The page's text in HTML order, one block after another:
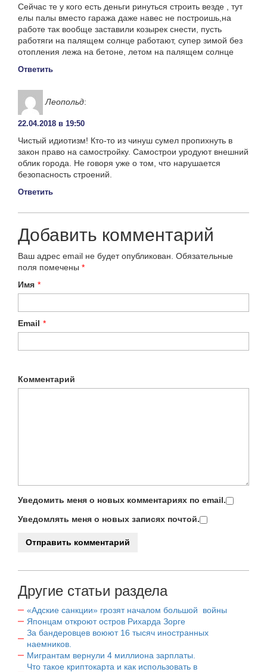
Сейчас те у кого есть деньги ринуться строить везде , тут
елы палы вместо гаража даже навес не построишь,на
работе так вообще заставили козырек снести, пусть
работяги на палящем солнце работают, супер зимой без
отопления лежа на бетоне, летом на палящем солнце
Ответить
Леопольд:
22.04.2018 в 19:50
Чистый идиотизм! Кто-то из чинуш сумел пропихнуть в
закон право на самостройку. Самострои уродуют внешний
облик города. Не говоря уже о том, что нарушается
безопасность строений.
Ответить
Добавить комментарий
Ваш адрес email не будет опубликован. Обязательные
поля помечены *
Имя *
Email *
Комментарий
Уведомить меня о новых комментариях по email.
Уведомлять меня о новых записях почтой.
Другие статьи раздела
«Адские санкции» грозят началом большой войны
Японцам откроют остров Рихарда Зорге
За бандеровцев воюют 16 тысяч иностранных
наемников.
Мигрантам вернули 4 миллиона зарплаты.
Что такое криптокарта и как использовать в